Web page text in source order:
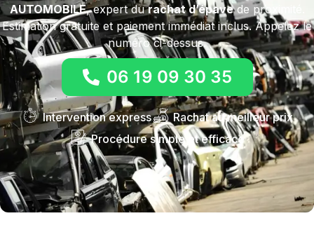
AUTOMOBILE, expert durachat d’épavede proximité.
Estimation gratuite et paiement immédiat inclus. Appelez le
numéro ci-dessus.
06 19 09 30 35
Intervention express
Rachat au meilleur prix
Procédure simple et efficace